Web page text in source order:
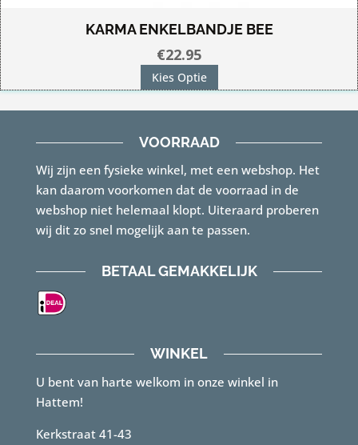
KARMA ENKELBANDJE BEE
€22.95
Kies Optie
product
heeft
meerdere
Deze
optie
kan
VOORRAAD
Wij zijn een fysieke winkel, met een webshop. Het
kan daarom voorkomen dat de voorraad in de
webshop niet helemaal klopt. Uiteraard proberen
wij dit zo snel mogelijk aan te passen.
BETAAL GEMAKKELIJK
WINKEL
U bent van harte welkom in onze winkel in
Hattem!
Kerkstraat 41-43